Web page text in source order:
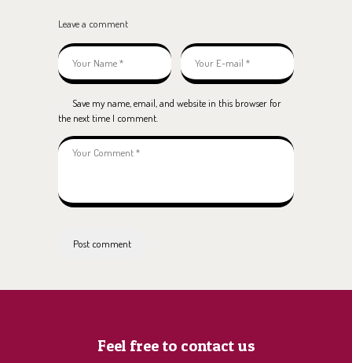
Leave a comment
Save my name, email, and website in this browser for
the next time I comment.
Feel free to contact us